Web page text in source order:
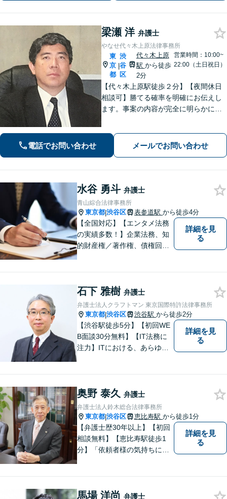
梁瀬 洋 弁護士
やなせ代々木上原法律事務所
東
京
都
|
渋
谷
区
代々木上原
駅 から徒歩
2分
営業時間：10:00~
22:00（土日祝日）
【代々木上原駅徒歩２分】【夜間休日
相談可】勝てる確率を明確にお伝えし
ます。事案の内容が完全に明らかにな
とは一切言いません。安心しておまか
せください。
電話でお問い合わせ メールでお問い合わせ
水谷 勇斗 弁護士
青山綜合法律事務所
東京都|渋谷区 表参道駅 から徒歩4分
【全国対応】【エンタメ法務
の実績多数！】企業法務、知
的財産権／著作権、債権回収
ガルサービスをお届けしま
す。
詳細を見
る
石下 雅樹 弁護士
弁護士法人クラフトマン 東京国際特許法律事務所
東京都|渋谷区 渋谷駅 から徒歩2分
【渋谷駅徒歩5分】【初回WE
B面談30分無料】【IT法務に
注力】ITにおける、あらゆる
考え方、システム開発の流れ
にも通じているため、スムー
ズな対応が可能です。
詳細を見
る
奥野 泰久 弁護士
弁護士法人鈴木総合法律事務所
東京都|渋谷区 恵比寿駅 から徒歩1分
【弁護士歴30年以上】【初回
相談無料】【恵比寿駅徒歩1
分】「依頼者様の気持ちにな
業法務・借金・刑事事件・労
詳細を見
る
馬場 洋尚 弁護士